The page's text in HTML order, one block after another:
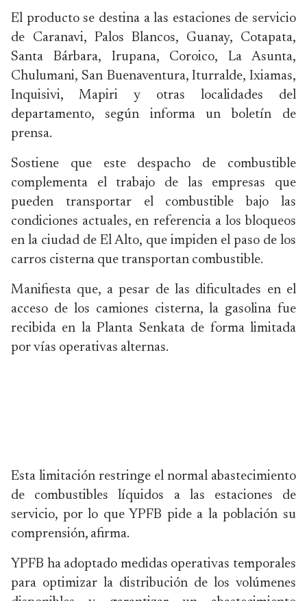
El producto se destina a las estaciones de servicio
de Caranavi, Palos Blancos, Guanay, Cotapata,
Santa Bárbara, Irupana, Coroico, La Asunta,
Chulumani, San Buenaventura, Iturralde, Ixiamas,
Inquisivi, Mapiri y otras localidades del
departamento, según informa un boletín de
prensa.
Sostiene que este despacho de combustible
complementa el trabajo de las empresas que
pueden transportar el combustible bajo las
condiciones actuales, en referencia a los bloqueos
en la ciudad de El Alto, que impiden el paso de los
carros cisterna que transportan combustible.
Manifiesta que, a pesar de las dificultades en el
acceso de los camiones cisterna, la gasolina fue
recibida en la Planta Senkata de forma limitada
por vías operativas alternas.
Esta limitación restringe el normal abastecimiento
de combustibles líquidos a las estaciones de
servicio, por lo que YPFB pide a la población su
comprensión, afirma.
YPFB ha adoptado medidas operativas temporales
para optimizar la distribución de los volúmenes